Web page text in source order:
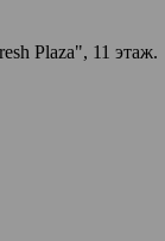
Plaza", 11 этаж.